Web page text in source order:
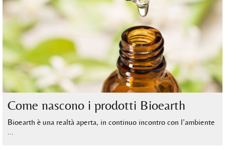
Come nascono i prodotti Bioearth
Bioearth è una realtà aperta, in continuo incontro con l’ambiente
…